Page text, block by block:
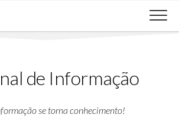
de Informação
se torna conhecimento!